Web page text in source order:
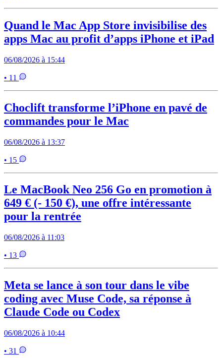
Quand le Mac App Store invisibilise des
apps Mac au profit d’apps iPhone et iPad
06/08/2026 à 15:44
• 11
Choclift transforme l’iPhone en pavé de
commandes pour le Mac
06/08/2026 à 13:37
• 15
Le MacBook Neo 256 Go en promotion à
649 € (- 150 €), une offre intéressante
pour la rentrée
06/08/2026 à 11:03
• 13
Meta se lance à son tour dans le vibe
coding avec Muse Code, sa réponse à
Claude Code ou Codex
06/08/2026 à 10:44
• 31